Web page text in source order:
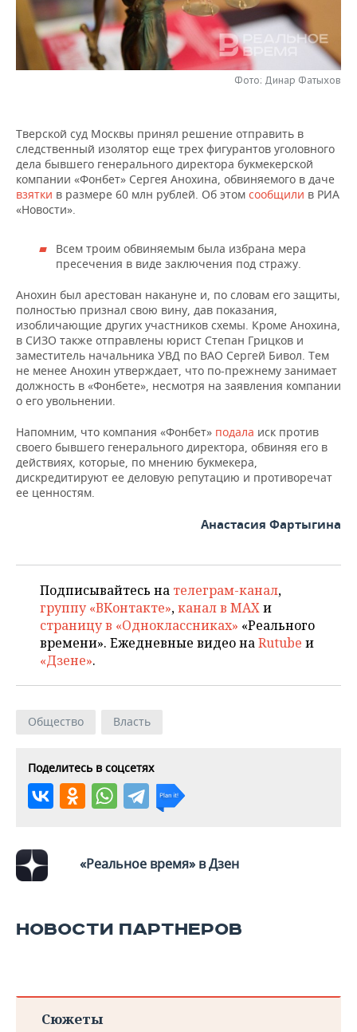
НЕФТЕХИМИЯ
НЕФТЬ
РОЗНИЧНАЯ ТОРГОВЛЯ
ТРАНСПОРТ
НОВОСТИ ТЕХНОЛОГИЙ
IT
ТЕЛЕКОММУНИКАЦИИ
МЕРОПРИЯТИЯ
НОВОСТИ МЕРОПРИЯТИЙ
БИЗНЕС-БРАНЧИ
ONLINE-КОНФЕРЕНЦИИ
ОТКРЫТАЯ ЛЕКЦИЯ
СПОРТ
ФУТБОЛ
ХОККЕЙ
БАСКЕТБОЛ
ВОЛЕЙБОЛ
КИБЕРСПОРТ
ФИГУРНОЕ КАТАНИЕ
ВОДНЫЕ ВИДЫ СПОРТА
ХОККЕЙ С МЯЧОМ
НОВОСТИ ОБЩЕСТВА
ВЛАСТЬ
ИНФРАСТРУКТУРА
ИСТОРИЯ
КУЛЬТУРА
МЕДИЦИНА
ОБРАЗОВАНИЕ
ПРОИСШЕСТВИЯ
ФОТОГАЛЕРЕЯ
СЮЖЕТЫ
СПРАВОЧНИК
СПИСОК ПЕРСОН
СПИСОК КОМПАНИЙ
ПОЛНАЯ ВЕРСИЯ
Фото: Динар Фатыхов
Тверской суд Москвы принял решение отправить в
следственный изолятор еще трех фигурантов уголовного
дела бывшего генерального директора букмекерской
компании «Фонбет» Сергея Анохина, обвиняемого в даче
взятки в размере 60 млн рублей. Об этом сообщили в РИА
«Новости».
Всем троим обвиняемым была избрана мера
пресечения в виде заключения под стражу.
Анохин был арестован накануне и, по словам его защиты,
полностью признал свою вину, дав показания,
изобличающие других участников схемы. Кроме Анохина,
в СИЗО также отправлены юрист Степан Грицков и
заместитель начальника УВД по ВАО Сергей Бивол. Тем
не менее Анохин утверждает, что по-прежнему занимает
должность в «Фонбете», несмотря на заявления компании
о его увольнении.
Напомним, что компания «Фонбет» подала иск против
своего бывшего генерального директора, обвиняя его в
действиях, которые, по мнению букмекера,
дискредитируют ее деловую репутацию и противоречат
ее ценностям.
Анастасия Фартыгина
Подписывайтесь на телеграм-канал,
группу «ВКонтакте»,канал в MAXи
страницу в «Одноклассниках» «Реального
времени». Ежедневные видео наRutube и
«Дзене».
Общество Власть
Поделитесь в соцсетях
«Реальное время» в Дзен
НОВОСТИ ПАРТНЕРОВ
Сюжеты